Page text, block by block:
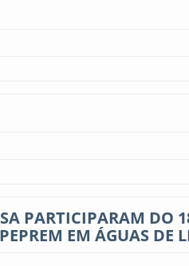
PARTICIPARAM DO
EM ÁGUAS DE